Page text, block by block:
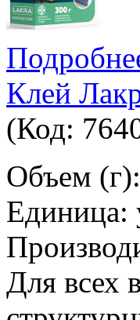
Клей
(Код:
Объем
Единица:
Для всех